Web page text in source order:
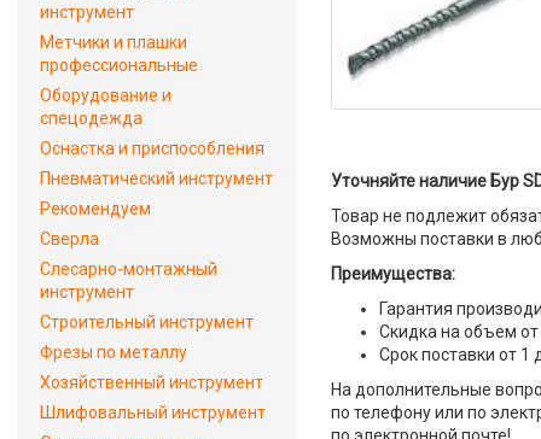
Уточняйте наличие Бур
Товар не подлежит
Возможны поставки в
Преимущества:
Гарантия
Скидка на объем от
Срок поставки от 1
На дополнительные
по телефону или по
инструмент
Метчики и плашки
профессиональные
Оборудование и
спецодежда
Оснастка и приспособления
Пневматический инструмент
Рекомендуем
Сверла
Слесарно-монтажный
инструмент
Строительный инструмент
Фрезы по металлу
Хозяйственный инструмент
Шлифовальный инструмент